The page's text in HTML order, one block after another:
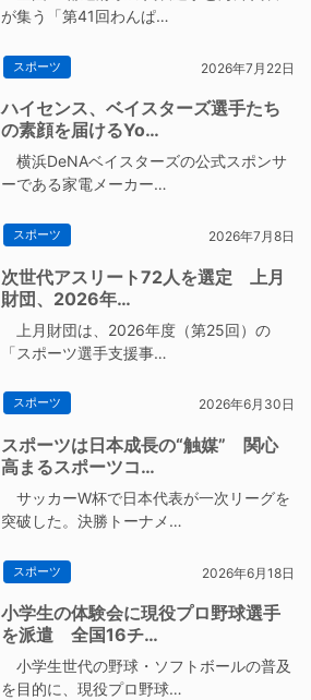
が集う「第41回わんぱ…
スポーツ 2026年7月22日
ハイセンス、ベイスターズ選手たち
の素顔を届けるYo…
横浜DeNAベイスターズの公式スポンサ
ーである家電メーカー…
スポーツ 2026年7月8日
次世代アスリート72人を選定 上月
財団、2026年…
上月財団は、2026年度（第25回）の
「スポーツ選手支援事…
スポーツ 2026年6月30日
スポーツは日本成長の“触媒” 関心
高まるスポーツコ…
サッカーW杯で日本代表が一次リーグを
突破した。決勝トーナメ…
スポーツ 2026年6月18日
小学生の体験会に現役プロ野球選手
を派遣 全国16チ…
小学生世代の野球・ソフトボールの普及
を目的に、現役プロ野球…